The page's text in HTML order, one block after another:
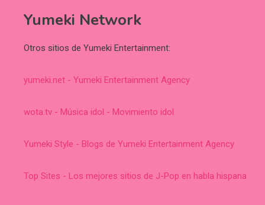
Yumeki Network
Otros sitios de Yumeki Entertainment:
yumeki.net - Yumeki Entertainment Agency
wota.tv - Música idol - Movimiento idol
Yumeki Style - Blogs de Yumeki Entertainment Agency
Top Sites - Los mejores sitios de J-Pop en habla hispana